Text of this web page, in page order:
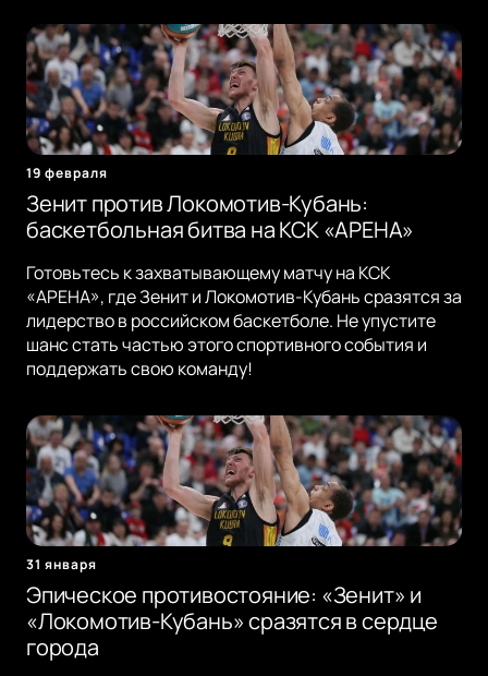
19 февраля
Зенит против Локомотив-Кубань:
баскетбольная битва на КСК «АРЕНА»
Готовьтесь к захватывающему матчу на КСК
«АРЕНА», где Зенит и Локомотив-Кубань сразятся за
лидерство в российском баскетболе. Не упустите
шанс стать частью этого спортивного события и
поддержать свою команду!
31 января
Эпическое противостояние: «Зенит» и
«Локомотив-Кубань» сразятся в сердце
города